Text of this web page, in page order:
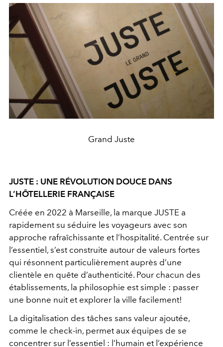
Grand Juste
JUSTE : UNE RÉVOLUTION DOUCE DANS
L’HÔTELLERIE FRANÇAISE
Créée en 2022 à Marseille, la marque JUSTE a
rapidement su séduire les voyageurs avec son
approche rafraîchissante et l’hospitalité. Centrée sur
l’essentiel, s’est construite autour de valeurs fortes
qui résonnent particulièrement auprès d’une
clientèle en quête d’authenticité. Pour chacun des
établissements, la philosophie est simple : passer
une bonne nuit et explorer la ville facilement!
La digitalisation des tâches sans valeur ajoutée,
comme le check-in, permet aux équipes de se
concentrer sur l’essentiel : l’humain et l’expérience